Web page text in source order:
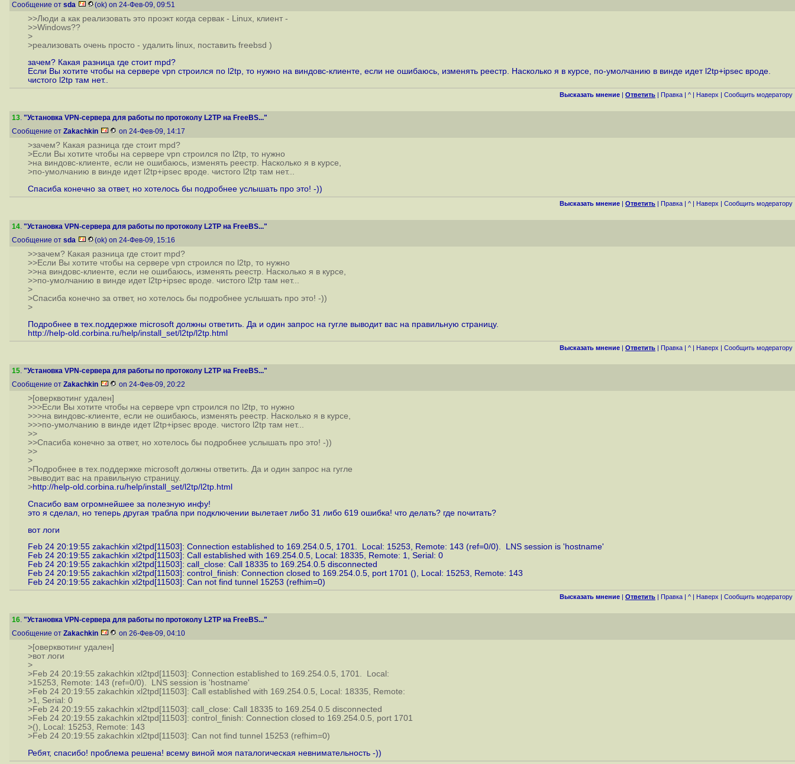
Сообщение от sda (ok) on 24-Фев-09, 09:51
>>Люди а как реализовать это проэкт когда сервак - Linux, клиент -
>>Windows??
>
>реализовать очень просто - удалить linux, поставить freebsd )
зачем? Какая разница где стоит mpd?
Если Вы хотите чтобы на сервере vpn строился по l2tp, то нужно на виндовс-клиенте, если не ошибаюсь, изменять реестр. Насколько я в курсе, по-умолчанию в винде идет l2tp+ipsec вроде.
чистого l2tp там нет..
Высказать мнение | Ответить | Правка | ^ | Наверх | Cообщить модератору
13. "Установка VPN-сервера для работы по протоколу L2TP на FreeBS..."
Сообщение от Zakachkin on 24-Фев-09, 14:17
>зачем? Какая разница где стоит mpd?
>Если Вы хотите чтобы на сервере vpn строился по l2tp, то нужно
>на виндовс-клиенте, если не ошибаюсь, изменять реестр. Насколько я в курсе,
>по-умолчанию в винде идет l2tp+ipsec вроде. чистого l2tp там нет...
Спасиба конечно за ответ, но хотелось бы подробнее услышать про это! -))
Высказать мнение | Ответить | Правка | ^ | Наверх | Cообщить модератору
14. "Установка VPN-сервера для работы по протоколу L2TP на FreeBS..."
Сообщение от sda (ok) on 24-Фев-09, 15:16
>>зачем? Какая разница где стоит mpd?
>>Если Вы хотите чтобы на сервере vpn строился по l2tp, то нужно
>>на виндовс-клиенте, если не ошибаюсь, изменять реестр. Насколько я в курсе,
>>по-умолчанию в винде идет l2tp+ipsec вроде. чистого l2tp там нет...
>
>Спасиба конечно за ответ, но хотелось бы подробнее услышать про это! -))
>
Подробнее в тех.поддержке microsoft должны ответить. Да и один запрос на гугле выводит вас на правильную страницу.
http://help-old.corbina.ru/help/install_set/l2tp/l2tp.html
Высказать мнение | Ответить | Правка | ^ | Наверх | Cообщить модератору
15. "Установка VPN-сервера для работы по протоколу L2TP на FreeBS..."
Сообщение от Zakachkin on 24-Фев-09, 20:22
>[оверквотинг удален]
>>>Если Вы хотите чтобы на сервере vpn строился по l2tp, то нужно
>>>на виндовс-клиенте, если не ошибаюсь, изменять реестр. Насколько я в курсе,
>>>по-умолчанию в винде идет l2tp+ipsec вроде. чистого l2tp там нет...
>>
>>Спасиба конечно за ответ, но хотелось бы подробнее услышать про это! -))
>>
>
>Подробнее в тех.поддержке microsoft должны ответить. Да и один запрос на гугле
>выводит вас на правильную страницу.
>http://help-old.corbina.ru/help/install_set/l2tp/l2tp.html
Спасибо вам огромнейшее за полезную инфу!
это я сделал, но теперь другая трабла при подключении вылетает либо 31 либо 619 ошибка! что делать? где почитать?
вот логи
Feb 24 20:19:55 zakachkin xl2tpd[11503]: Connection established to 169.254.0.5, 1701. Local: 15253, Remote: 143 (ref=0/0). LNS session is 'hostname'
Feb 24 20:19:55 zakachkin xl2tpd[11503]: Call established with 169.254.0.5, Local: 18335, Remote: 1, Serial: 0
Feb 24 20:19:55 zakachkin xl2tpd[11503]: call_close: Call 18335 to 169.254.0.5 disconnected
Feb 24 20:19:55 zakachkin xl2tpd[11503]: control_finish: Connection closed to 169.254.0.5, port 1701 (), Local: 15253, Remote: 143
Feb 24 20:19:55 zakachkin xl2tpd[11503]: Can not find tunnel 15253 (refhim=0)
Высказать мнение | Ответить | Правка | ^ | Наверх | Cообщить модератору
16. "Установка VPN-сервера для работы по протоколу L2TP на FreeBS..."
Сообщение от Zakachkin on 26-Фев-09, 04:10
>[оверквотинг удален]
>вот логи
>
>Feb 24 20:19:55 zakachkin xl2tpd[11503]: Connection established to 169.254.0.5, 1701. Local:
>15253, Remote: 143 (ref=0/0). LNS session is 'hostname'
>Feb 24 20:19:55 zakachkin xl2tpd[11503]: Call established with 169.254.0.5, Local: 18335, Remote:
>1, Serial: 0
>Feb 24 20:19:55 zakachkin xl2tpd[11503]: call_close: Call 18335 to 169.254.0.5 disconnected
>Feb 24 20:19:55 zakachkin xl2tpd[11503]: control_finish: Connection closed to 169.254.0.5, port 1701
>(), Local: 15253, Remote: 143
>Feb 24 20:19:55 zakachkin xl2tpd[11503]: Can not find tunnel 15253 (refhim=0)
Ребят, спасибо! проблема решена! всему виной моя паталогическая невнимательность -))